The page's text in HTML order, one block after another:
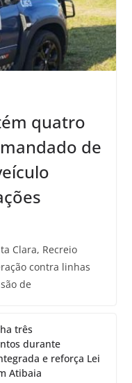
quatro
de
Clara, Recreio
contra linhas
de
três
durante
e reforça Lei
Atibaia